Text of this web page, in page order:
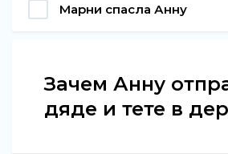
Марни спасла Анну
Зачем Анну
дяде и тете в